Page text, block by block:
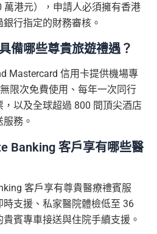
萬港元），申請人必須擁有香港
行指定的財務審核。
備哪些尊貴旅遊禮遇？
Mastercard 信用卡提供機場專
限次免費使用、每年一次同行
以及全球超過 800 間頂尖酒店
務。
Banking 客戶享有哪些醫
客戶享有尊貴醫療禮賓服
支援、私家醫院體檢低至 36
賓專車接送與住院手續支援。